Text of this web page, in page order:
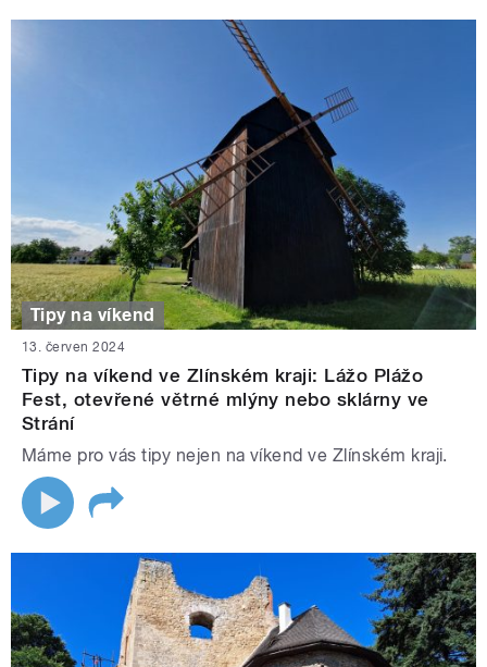
Tipy na víkend
13. červen 2024
Tipy na víkend ve Zlínském kraji: Lážo Plážo
Fest, otevřené větrné mlýny nebo sklárny ve
Strání
Máme pro vás tipy nejen na víkend ve Zlínském kraji.